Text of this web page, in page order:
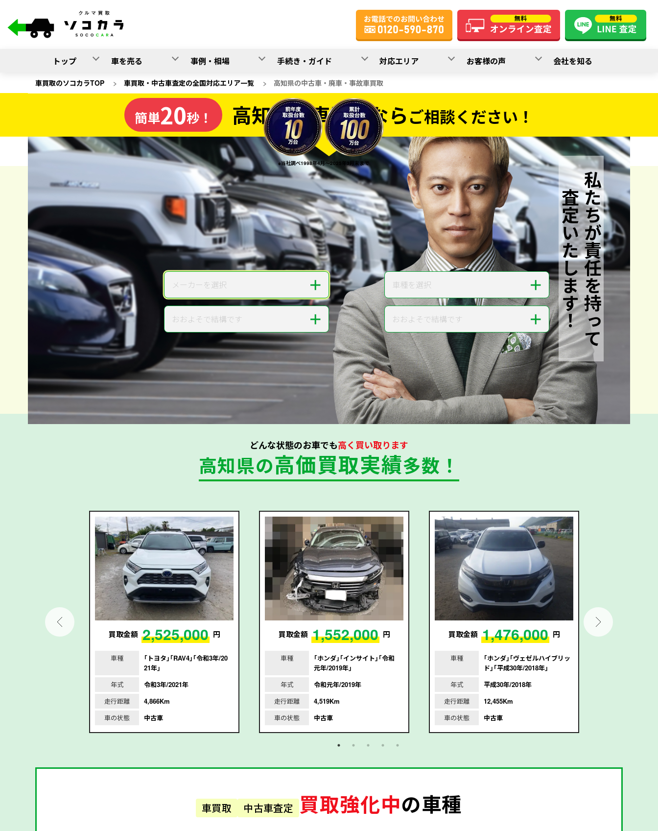
トップ 車を売る 事例・相場 手続き・ガイド 対応エリア お客様の声 会社を知る
車買取のソコカラTOP > 車買取・中古車査定の全国対応エリア一覧 > 高知県の中古車・廃車・事故車買取
高知県の車買取なら
ソコカラの
電話か出張か、高い方の査定を提案。
だから高価買取!
※当社調べ1998年4月～2025年3月末まで
私たちが責任を持って
査定いたします！
簡単20秒！ 高知県の車買取ならご相談ください！
20秒で入力完了！
無料でカンタンWeb査定
ご依頼いただいたお車を丁寧に査定いたします
メーカー メーカーを選択 ＋ 車種 車種を選択 ＋
年式 おおよそで結構です ＋ 走行距離 おおよそで結構です ＋
無料で査定する
どんな状態のお車でも高く買い取ります
高知県の高価買取実績多数！
円 買取金額 2,525,000 円
車種
｢トヨタ｣｢RAV4｣｢令和3年/20
21年｣
年式
令和3年/2021年
走行距離
4,866Km
車の状態
中古車
買取金額 1,552,000 円
車種
｢ホンダ｣｢インサイト｣｢令和
元年/2019年｣
年式
令和元年/2019年
走行距離
4,519Km
車の状態
中古車
買取金額 1,476,000 円
車種
｢ホンダ｣｢ヴェゼルハイブリッ
ド｣｢平成30年/2018年｣
年式
平成30年/2018年
走行距離
12,455Km
車の状態
中古車
車買取 中古車査定 買取強化中の車種